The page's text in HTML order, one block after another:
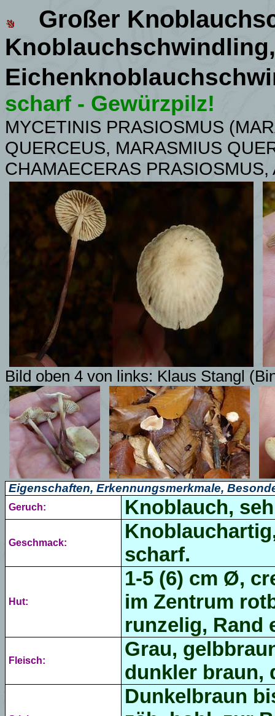
Großer
Knoblauchschwindling,
scharf - Gewürzpilz!
MYCETINIS PRASIOSMUS
QUERCEUS, MARASMIUS
CHAMAECERAS
Bild oben 4 von links: Klaus Stangl
Eigenschaften, Erkennungsmerkmale,
Geruch: Knoblauch,
Geschmack:
scharf.
Hut:
1-5 (6) cm Ø,
im Zentrum
runzelig, Rand
Fleisch:
Grau,
dunkler braun,
Dunkelbraun